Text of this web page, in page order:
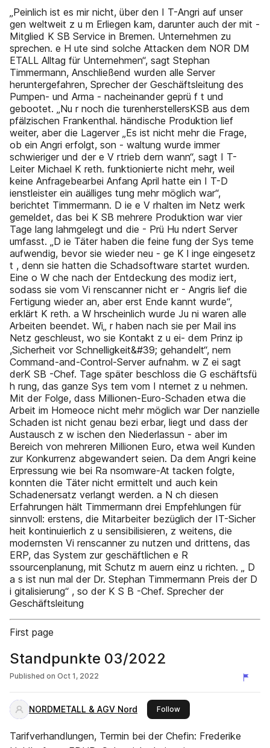
„Peinlich ist es mir nicht, über den I T-Angri auf unser
gen weltweit z u m Erliegen kam, darunter auch der mit -
Mitglied K SB Service in Bremen. Unternehmen zu
sprechen. e H ute sind solche Attacken dem NOR DM
ETALL Alltag für Unternehmen“, sagt Stephan
Timmermann, Anschließend wurden alle Server
heruntergefahren, Sprecher der Geschäftsleitung des
Pumpen- und Arma - nacheinander geprü f t und
gebootet. „Nu r noch die turenherstellersKSB aus dem
pfälzischen Frankenthal. händische Produktion lief
weiter, aber die Lagerver „Es ist nicht mehr die Frage,
ob ein Angri erfolgt, son - waltung wurde immer
schwieriger und der e V rtrieb dern wann“, sagt I T-
Leiter Michael K reth. funktionierte nicht mehr, weil
keine Anfragebearbei Anfang April hatte ein I T-D
ienstleister ein auälliges tung mehr möglich war“,
berichtet Timmermann. D ie e V rhalten im Netz werk
gemeldet, das bei K SB mehrere Produktion war vier
Tage lang lahmgelegt und die - Prü Hu ndert Server
umfasst. „D ie Täter haben die feine fung der Sys teme
aufwendig, bevor sie wieder neu - ge K l inge eingesetz
t , denn sie hatten die Schadsoftware startet wurden.
Eine o W che nach der Entdeckung des modiz iert,
sodass sie vom Vi renscanner nicht er - Angris lief die
Fertigung wieder an, aber erst Ende kannt wurde“,
erklärt K reth. a W hrscheinlich wurde Ju ni waren alle
Arbeiten beendet. Wi„ r haben nach sie per Mail ins
Netz geschleust, wo sie Kontakt z u ei- dem Prinz ip
,Sicherheit vor Schnelligkeit&#39; gehandelt“, nem
Command-and-Control-Server aufnahm. w Z ei sagt
derK SB -Chef. Tage später beschloss die G eschäftsfü
h rung, das ganze Sys tem vom I nternet z u nehmen.
Mit der Folge, dass Millionen-Euro-Schaden etwa die
Arbeit im Homeoce nicht mehr möglich war Der nanzielle
Schaden ist nicht genau bezi erbar, liegt und dass der
Austausch z w ischen den Niederlassun - aber im
Bereich von mehreren Millionen Euro, etwa weil Kunden
zur Konkurrenz abgewandert seien. Da dem Angri keine
Erpressung wie bei Ra nsomware-At tacken folgte,
konnten die Täter nicht ermittelt und auch kein
Schadenersatz verlangt werden. a N ch diesen
Erfahrungen hält Timmermann drei Empfehlungen für
sinnvoll: erstens, die Mitarbeiter bezüglich der IT-Sicher
heit kontinuierlich z u sensibilisieren, z weitens, die
modernsten Vi renscanner zu nutzen und drittens, das
ERP, das System zur geschäftlichen e R
ssourcenplanung, mit Schutz m auern einz u richten. „ D
a s ist nun mal der Dr. Stephan Timmermann Preis der D
i gitalisierung“ , so der K S B -Chef. Sprecher der
Geschäftsleitung
First page
Standpunkte 03/2022
Published on Oct 1, 2022
NORDMETALL & AGV Nord Followthis publisher
Tarifverhandlungen, Termin bei der Chefin: Frederike